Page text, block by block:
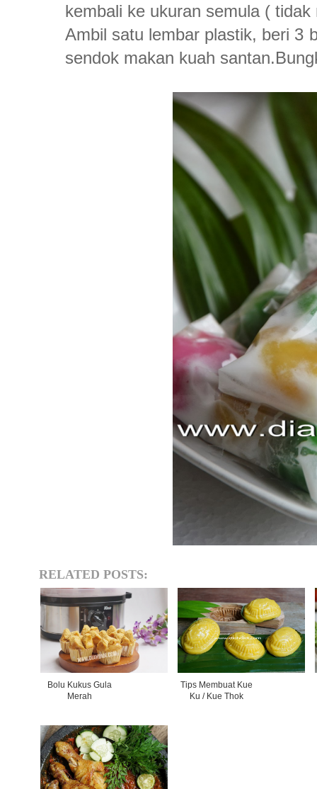
kembali ke ukuran semula ( tidak
Ambil satu lembar plastik, beri 3
sendok makan kuah
RELATED POSTS:
Bolu Kukus Gula
Merah
Tips Membuat Kue
Ku / Kue Thok